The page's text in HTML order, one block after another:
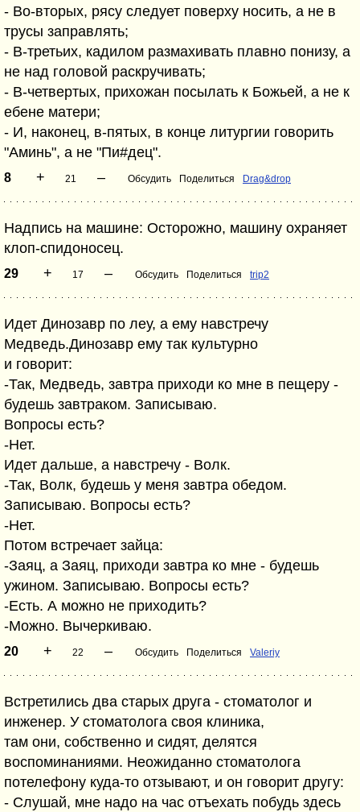
- Во-вторых, рясу следует поверху носить, а не в
трусы заправлять;
- В-третьих, кадилом размахивать плавно понизу, а
не над головой раскручивать;
- В-четвертых, прихожан посылать к Божьей, а не к
ебене матери;
- И, наконец, в-пятых, в конце литургии говорить
"Аминь", а не "Пи#дец".
8 + 21 – Обсудить Поделиться Drag&drop
Надпись на машине: Осторожно, машину охраняет
клоп-спидоносец.
29 + 17 – Обсудить Поделиться trip2
Идет Динозавр по леу, а ему навстречу
Медведь.Динозавр ему так культурно
и говорит:
-Так, Медведь, завтра приходи ко мне в пещеру -
будешь завтраком. Записываю.
Вопросы есть?
-Нет.
Идет дальше, а навстречу - Волк.
-Так, Волк, будешь у меня завтра обедом.
Записываю. Вопросы есть?
-Нет.
Потом встречает зайца:
-Заяц, а Заяц, приходи завтра ко мне - будешь
ужином. Записываю. Вопросы есть?
-Есть. А можно не приходить?
-Можно. Вычеркиваю.
20 + 22 – Обсудить Поделиться Valeriy
Встретились два старых друга - стоматолог и
инженер. У стоматолога своя клиника,
там они, собственно и сидят, делятся
воспоминаниями. Неожиданно стоматолога
потелефону куда-то отзывают, и он говорит другу:
- Слушай, мне надо на час отъехать побудь здесь